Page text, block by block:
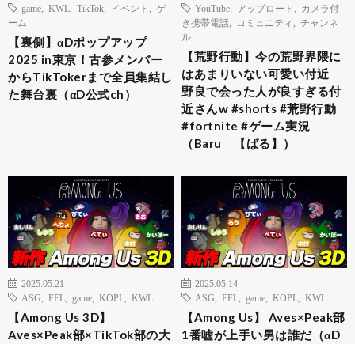
game
KWL TikTok イベント
ゲ
ーム
【裏側】αDポップアップ
2025 in東京！古参メンバー
からTikTokerまで全員集結し
た舞台裏（αD公式ch）
YouTube
アップロード
カメラ付
き携帯電話
コミュニティ
チャンネ
ル
【荒野行動】今の荒野界隈に
はあまりいない可愛い付近
野良で会った人が良すぎる付
近さんw #shorts #荒野行動
#fortnite #ゲーム実況
（Baru 【ばる】）
2025.05.21
ASG
FFL game KOPL KWL
【Among Us 3D】
Aves×Peak部×TikTok部の大
2025.05.14
ASG
FFL game KOPL KWL
【Among Us】 Aves×Peak部
1番嘘が上手い男は誰だ（αD